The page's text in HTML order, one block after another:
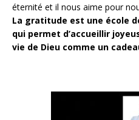
éternité et il nous aime pour
La gratitude est une école
qui permet d’accueillir
vie de Dieu comme un